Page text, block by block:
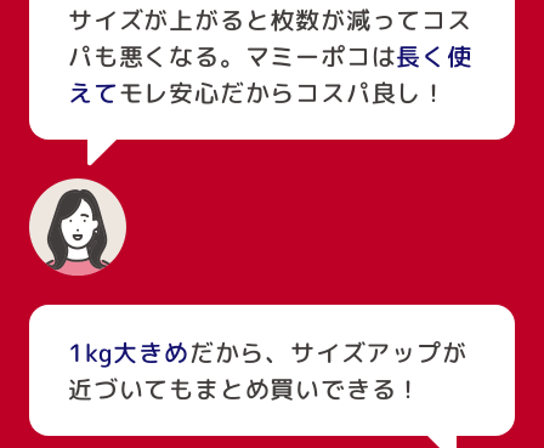
サイズが上がると枚数が減ってコス
パも悪くなる。マミーポコは長く使
えてモレ安心だからコスパ良し！
1kg大きめだから、サイズアップが
近づいてもまとめ買いできる！